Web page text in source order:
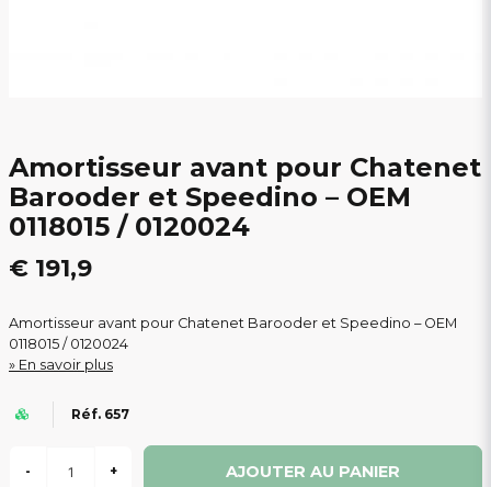
Amortisseur avant pour Chatenet
Barooder et Speedino – OEM
0118015 / 0120024
€ 191,9
Amortisseur avant pour Chatenet Barooder et Speedino – OEM
0118015 / 0120024
En savoir plus
Réf. 657
- + AJOUTER AU PANIER